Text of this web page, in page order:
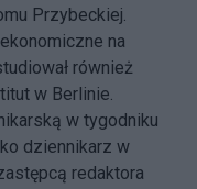
Przybeckiej.
na
również
w Berlinie.
w tygodniku
dziennikarz w
redaktora